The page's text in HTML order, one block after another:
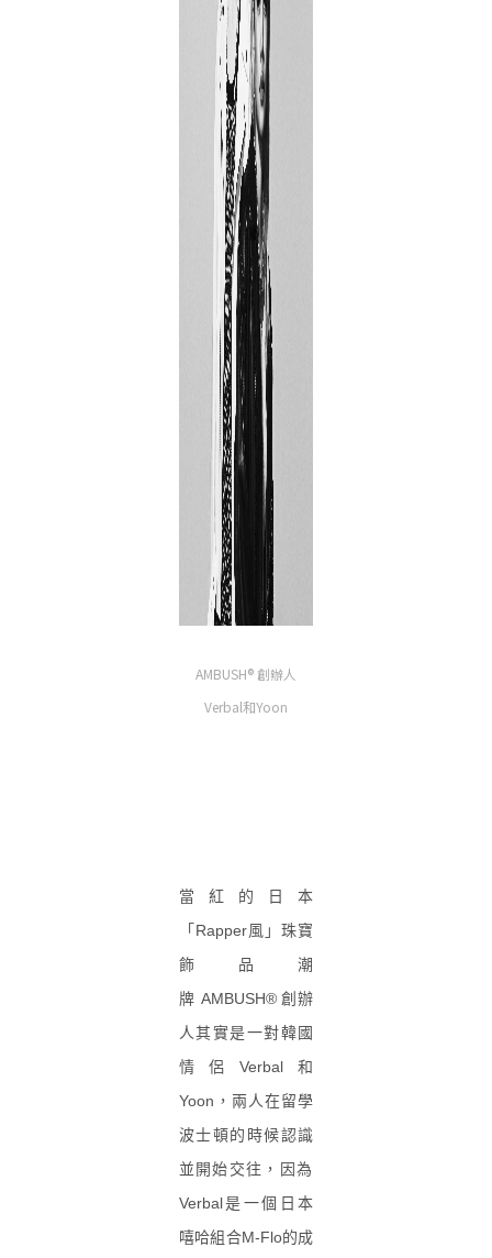
AMBUSH® 創辦人
Verbal和Yoon
當紅的日本
「Rapper風」珠寶
飾品潮
牌 AMBUSH® 創辦
人其實是一對韓國
情侶Verbal和
Yoon，兩人在留學
波士頓的時候認識
並開始交往，因為
Verbal是一個日本
嘻哈組合M-Flo的成